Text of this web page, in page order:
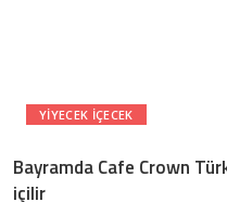
YIYECEK IÇECEK
Bayramda Cafe Crown
içilir